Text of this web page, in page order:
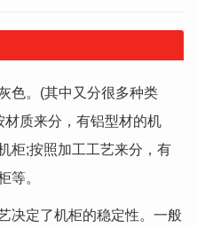
色。(其中又分很多种类
质来分，有铝型材的机
柜;按照加工工艺来分，有
等。
决定了机柜的稳定性。一般